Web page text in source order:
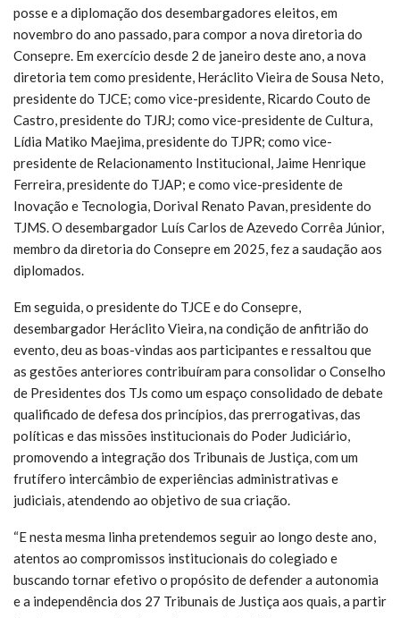
posse e a diplomação dos desembargadores eleitos, em
novembro do ano passado, para compor a nova diretoria do
Consepre. Em exercício desde 2 de janeiro deste ano, a nova
diretoria tem como presidente, Heráclito Vieira de Sousa Neto,
presidente do TJCE; como vice-presidente, Ricardo Couto de
Castro, presidente do TJRJ; como vice-presidente de Cultura,
Lídia Matiko Maejima, presidente do TJPR; como vice-
presidente de Relacionamento Institucional, Jaime Henrique
Ferreira, presidente do TJAP; e como vice-presidente de
Inovação e Tecnologia, Dorival Renato Pavan, presidente do
TJMS. O desembargador Luís Carlos de Azevedo Corrêa Júnior,
membro da diretoria do Consepre em 2025, fez a saudação aos
diplomados.
Em seguida, o presidente do TJCE e do Consepre,
desembargador Heráclito Vieira, na condição de anfitrião do
evento, deu as boas-vindas aos participantes e ressaltou que
as gestões anteriores contribuíram para consolidar o Conselho
de Presidentes dos TJs como um espaço consolidado de debate
qualificado de defesa dos princípios, das prerrogativas, das
políticas e das missões institucionais do Poder Judiciário,
promovendo a integração dos Tribunais de Justiça, com um
frutífero intercâmbio de experiências administrativas e
judiciais, atendendo ao objetivo de sua criação.
“E nesta mesma linha pretendemos seguir ao longo deste ano,
atentos ao compromissos institucionais do colegiado e
buscando tornar efetivo o propósito de defender a autonomia
e a independência dos 27 Tribunais de Justiça aos quais, a partir